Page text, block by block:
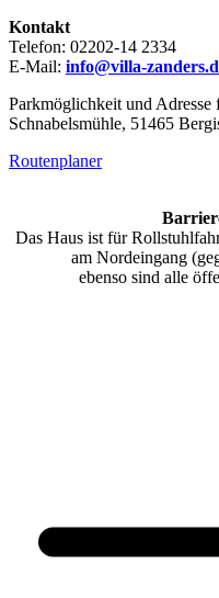
Kontakt
Telefon: 02202-14 2334
E-Mail: info@villa-
Parkmöglichkeit und Adresse
Schnabelsmühle, 51465
Routenplaner
Das Haus ist für
am Nordeingang
ebenso sind alle